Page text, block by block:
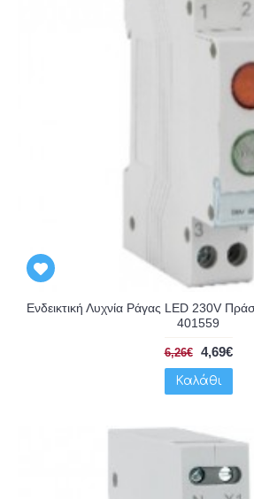
Ενδεικτική Λυχνία Ράγας LED 230V
401559
6,26€ 4,69€
Καλάθι